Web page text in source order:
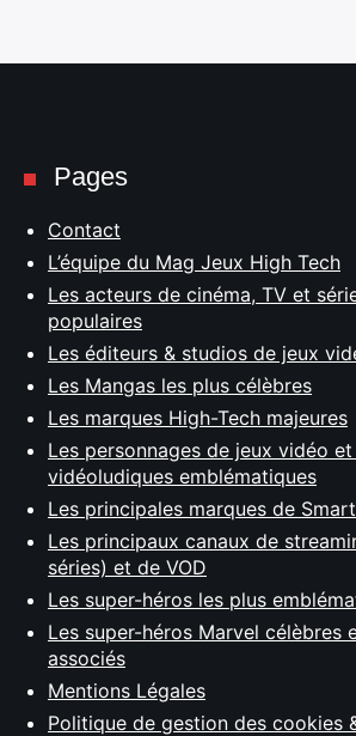
Pages
Contact
L’équipe du Mag Jeux High Tech
Les acteurs de cinéma, TV et
populaires
Les éditeurs & studios de jeux
Les Mangas les plus célèbres
Les marques High-Tech majeures
Les personnages de jeux vidéo
vidéoludiques emblématiques
Les principales marques de
Les principaux canaux de
séries) et de VOD
Les super-héros les plus
Les super-héros Marvel célèbres
associés
Mentions Légales
Politique de gestion des cookies